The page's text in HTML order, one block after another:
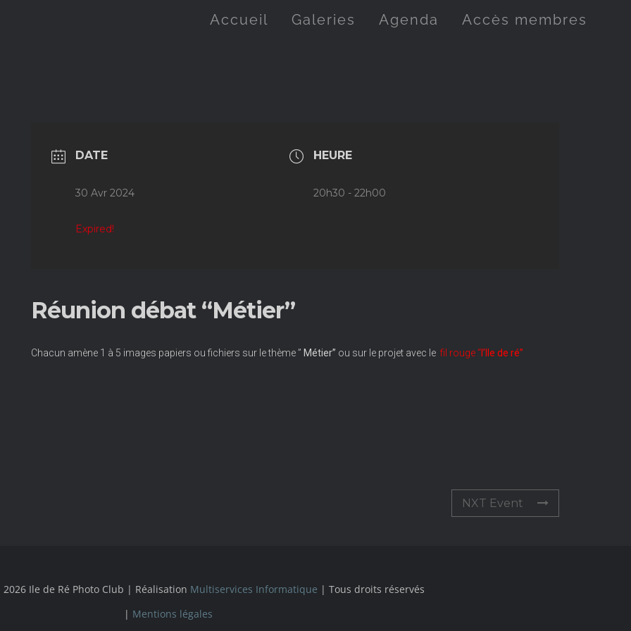
Accueil Galeries Agenda Accès membres
DATE
30 Avr 2024
Expired!
HEURE
20h30 - 22h00
Réunion débat “Métier”
Chacun amène 1 à 5 images papiers ou fichiers sur le thème ” Métier” ou sur le projet avec le fil rouge “l’Ile de ré”
NXT Event
Ile de Ré Photo Club | Réalisation Multiservices Informatique | Tous droits réservés
| Mentions légales